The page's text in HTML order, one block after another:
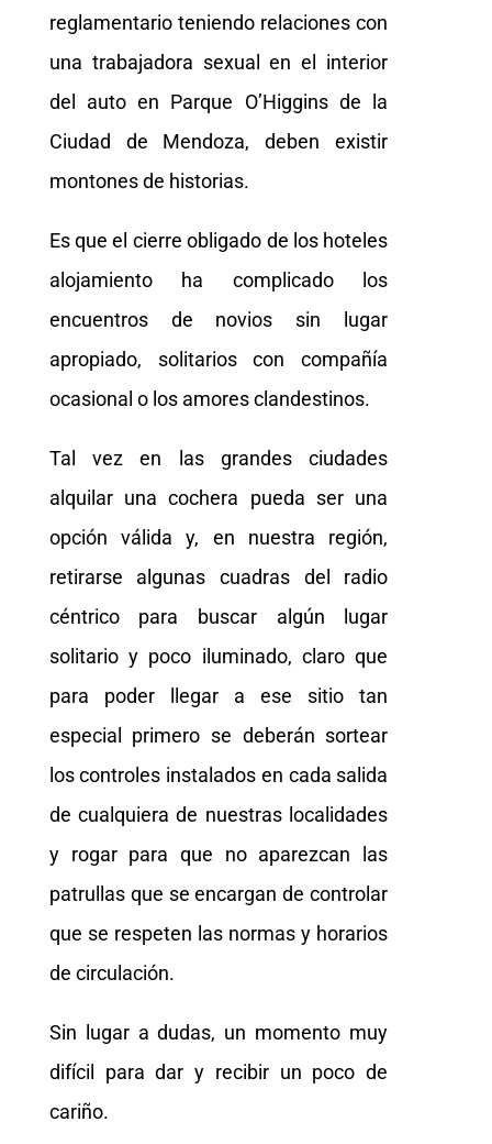
reglamentario teniendo relaciones con
una trabajadora sexual en el interior
del auto en Parque O’Higgins de la
Ciudad de Mendoza, deben existir
montones de historias.
Es que el cierre obligado de los hoteles
alojamiento ha complicado los
encuentros de novios sin lugar
apropiado, solitarios con compañía
ocasional o los amores clandestinos.
Tal vez en las grandes ciudades
alquilar una cochera pueda ser una
opción válida y, en nuestra región,
retirarse algunas cuadras del radio
céntrico para buscar algún lugar
solitario y poco iluminado, claro que
para poder llegar a ese sitio tan
especial primero se deberán sortear
los controles instalados en cada salida
de cualquiera de nuestras localidades
y rogar para que no aparezcan las
patrullas que se encargan de controlar
que se respeten las normas y horarios
de circulación.
Sin lugar a dudas, un momento muy
difícil para dar y recibir un poco de
cariño.